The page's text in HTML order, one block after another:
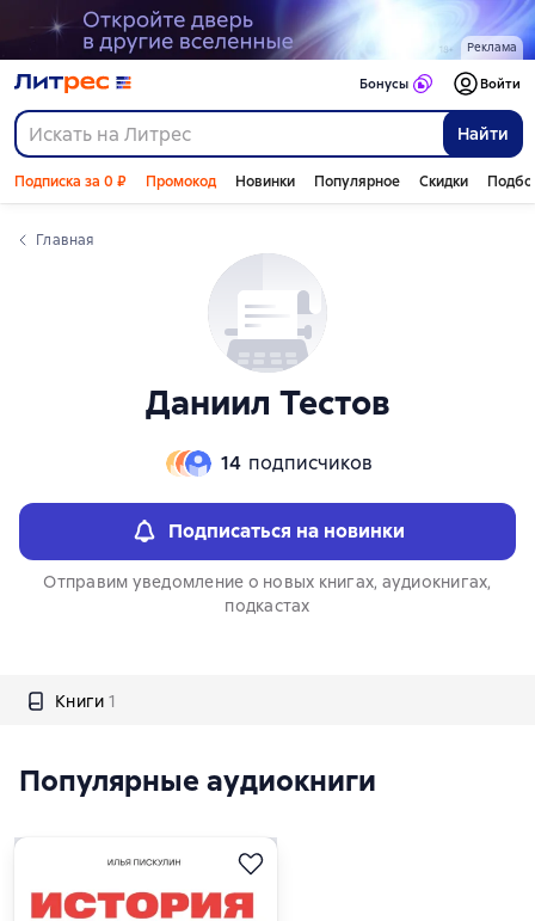
Реклама
Найти
Бонусы Войти
Подписка за 0 ₽ Промокод Новинки Популярное Скидки
Главная
Даниил Тестов
14 подписчиков
Подписаться на новинки
Отправим уведомление о новых книгах, аудиокнигах,
подкастах
Книги 1
Слайдер с книгами
Популярные аудиокниги